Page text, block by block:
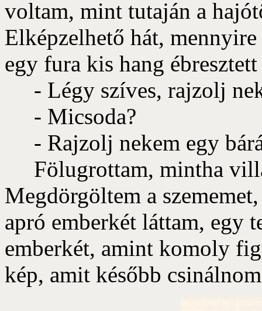
voltam, mint tutaján a
Elképzelhető hát,
egy fura kis hang
- Légy szíves, rajzolj
- Micsoda?
- Rajzolj nekem egy
Fölugrottam, mintha
Megdörgöltem a
apró emberkét láttam, egy
emberkét, amint komoly
kép, amit később